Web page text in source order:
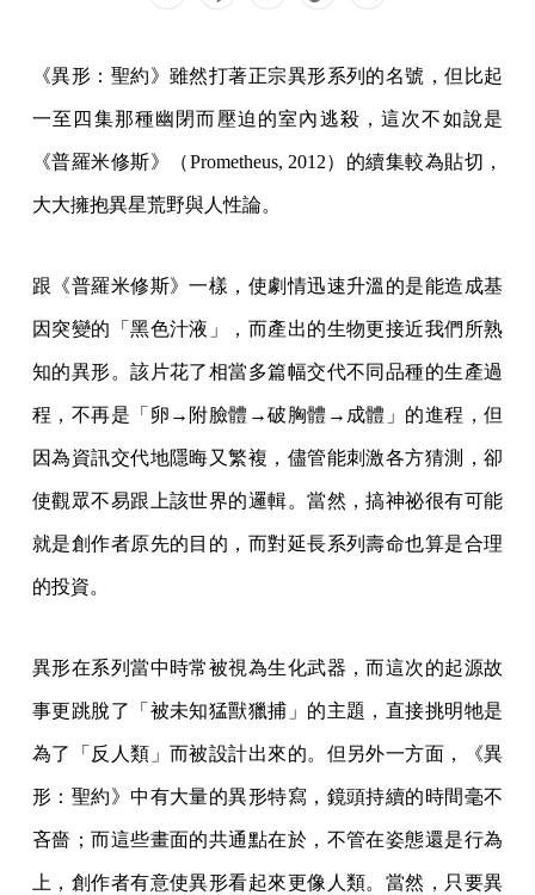
《異形：聖約》雖然打著正宗異形系列的名號，但比起
一至四集那種幽閉而壓迫的室內逃殺，這次不如說是
《普羅米修斯》（Prometheus, 2012）的續集較為貼切，
大大擁抱異星荒野與人性論。
跟《普羅米修斯》一樣，使劇情迅速升溫的是能造成基
因突變的「黑色汁液」，而產出的生物更接近我們所熟
知的異形。該片花了相當多篇幅交代不同品種的生產過
程，不再是「卵→附臉體→破胸體→成體」的進程，但
因為資訊交代地隱晦又繁複，儘管能刺激各方猜測，卻
使觀眾不易跟上該世界的邏輯。當然，搞神祕很有可能
就是創作者原先的目的，而對延長系列壽命也算是合理
的投資。
異形在系列當中時常被視為生化武器，而這次的起源故
事更跳脫了「被未知猛獸獵捕」的主題，直接挑明牠是
為了「反人類」而被設計出來的。但另外一方面，《異
形：聖約》中有大量的異形特寫，鏡頭持續的時間毫不
吝嗇；而這些畫面的共通點在於，不管在姿態還是行為
上，創作者有意使異形看起來更像人類。當然，只要異